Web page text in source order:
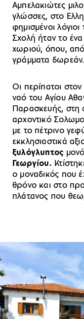
Αμπελακιώτες
γλώσσες, στο
φημισμένοι
Σχολή ήταν το
χωριού, όπου,
γράμματα δωρεάν.
Οι περίπατοι
ναό του Αγίου
Παρασκευής, στη
αρχοντικό
με το πέτρινο
εκκλησιαστικά
ξυλόγλυπτος
Γεωργίου.
ο μοναδικός που
θρόνο και στο
πλάτανος που